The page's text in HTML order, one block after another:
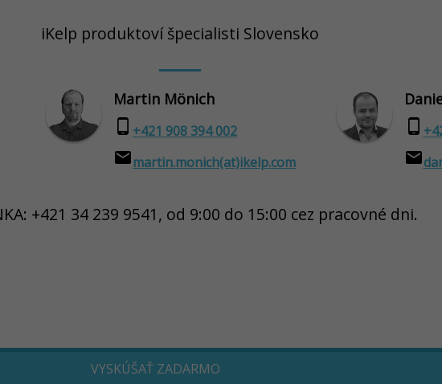
iKelp produktoví špecialisti Slovensko
Martin Mönich
phone_android +421 908 394 002
emailmartin.monich(at)ikelp.com
phone_android
email
+421 34 239 9541, od 9:00 do 15:00 cez pracovné dni.
VYSKÚŠAŤ ZADARMO